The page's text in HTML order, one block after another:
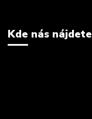
Kde nás nájdete